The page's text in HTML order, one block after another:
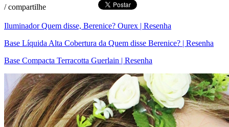
/compartilhe
Iluminador Quem disse, Berenice? Ourex | Resenha
Base Líquida Alta Cobertura da Quem disse Berenice? | Resenha
Base Compacta Terracotta Guerlain | Resenha